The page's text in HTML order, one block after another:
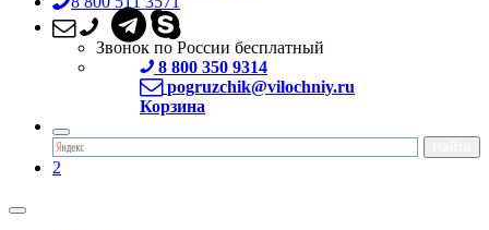
Звонок по России бесплатный
8 800 350 9314
pogruzchik@vilochniy.ru
Корзина
2